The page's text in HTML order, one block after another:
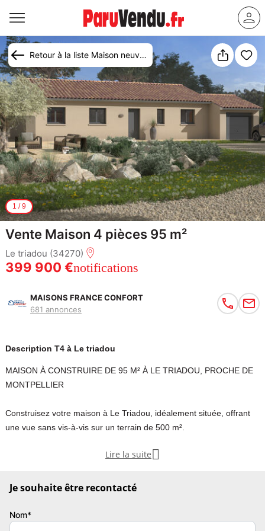
Retour à la liste Maison neuve Le Triadou (34270)
1 /9
Vente Maison 4 pièces 95 m²
Le triadou (34270)
399 900 €notifications
MAISONS FRANCE CONFORT
681 annonces
Description T4 à Le triadou
MAISON À CONSTRUIRE DE 95 M² À LE TRIADOU, PROCHE DE
MONTPELLIER
Construisez votre maison à Le Triadou, idéalement située, offrant
une vue sans vis-à-vis sur un terrain de 500 m².
Cette maison à bâtir propose un total de 4 pièces, comprenant 3
cuisine.
Elle est organisée sur un seul niveau, favorisant un accès pratique
et une vie de plain-pied.
Lire la suite
Je souhaite être recontacté
Nom*